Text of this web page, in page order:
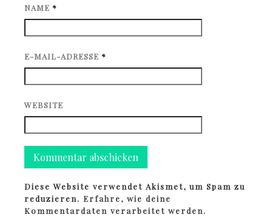
NAME *
E-MAIL-ADRESSE *
WEBSITE
Diese Website verwendet Akismet, um Spam zu
reduzieren.Erfahre, wie deine
Kommentardaten verarbeitet werden.